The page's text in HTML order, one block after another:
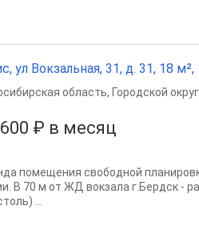
ул Вокзальная, 31, д. 31, 18 м²,
₽ в месяц
область, Городской
помещения свободной
В 70 м от ЖД вокзала г.Бердск -
...